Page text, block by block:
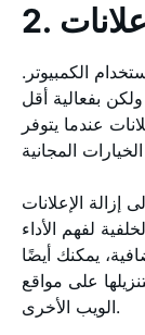
الكمبيوتر.
بفعالية أقل
عندما يتوفر
إزالة الإعلانات
لفهم الأداء
يمكنك أيضًا
على مواقع
الويب الأخرى.